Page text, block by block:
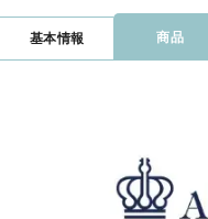
基本情報 商品